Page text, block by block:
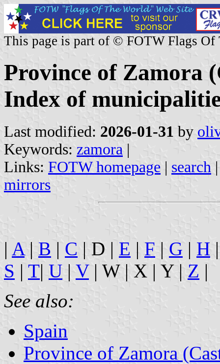
This page is part of © FOTW Flags Of
Province of Zamora
Index of
Last modified: 2026-01-31 by
Keywords: zamora |
Links: FOTW homepage | search
mirrors
| A| B | C | D | E | F | G | H
S | T| U | V| W | X | Y | Z |
See also:
Spain
Province of Zamora